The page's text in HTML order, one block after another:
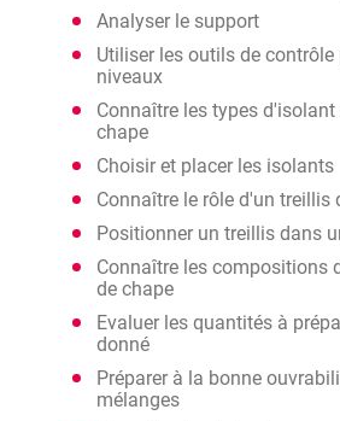
Analyser le support
Utiliser les outils de
niveaux
Connaître les types
chape
Choisir et placer les isolants
Connaître le rôle d'un treillis
Positionner un treillis dans
Connaître les compositions
de chape
Evaluer les quantités à
donné
Préparer à la bonne
mélanges